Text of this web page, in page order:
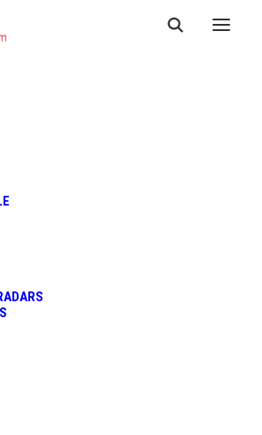
FRANÇAISE
2024 FACE À